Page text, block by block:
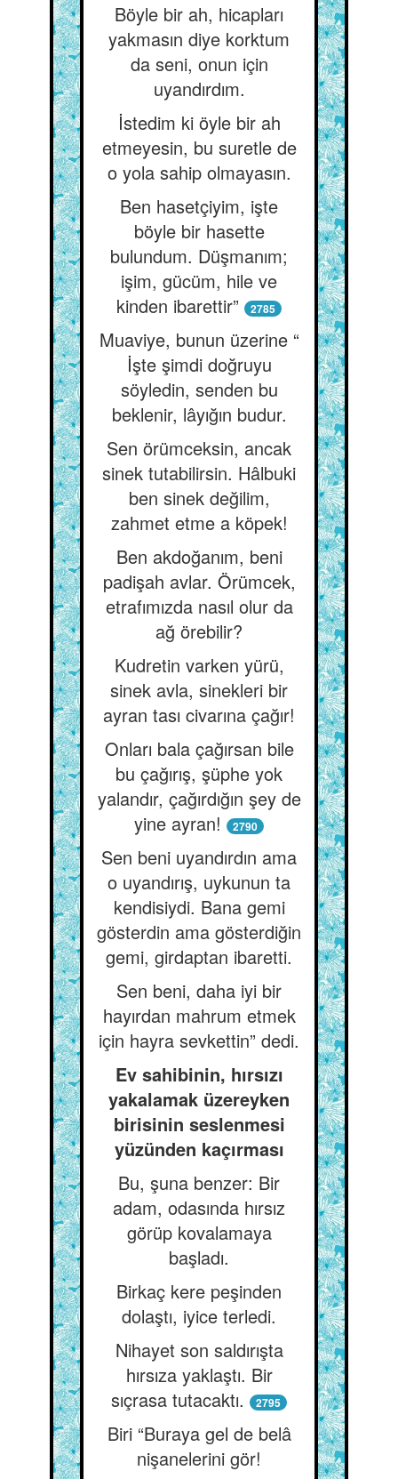
Böyle bir ah, hicapları
yakmasın diye korktum
da seni, onun için
uyandırdım.
İstedim ki öyle bir ah
etmeyesin, bu suretle de
o yola sahip olmayasın.
Ben hasetçiyim, işte
böyle bir hasette
bulundum. Düşmanım;
işim, gücüm, hile ve
kinden ibarettir”
2785
Muaviye, bunun üzerine “
İşte şimdi doğruyu
söyledin, senden bu
beklenir, lâyığın budur.
Sen örümceksin, ancak
sinek tutabilirsin. Hâlbuki
ben sinek değilim,
zahmet etme a köpek!
Ben akdoğanım, beni
padişah avlar. Örümcek,
etrafımızda nasıl olur da
ağ örebilir?
Kudretin varken yürü,
sinek avla, sinekleri bir
ayran tası civarına çağır!
Onları bala çağırsan bile
bu çağırış, şüphe yok
yalandır, çağırdığın şey de
yine ayran!
2790
Sen beni uyandırdın ama
o uyandırış, uykunun ta
kendisiydi. Bana gemi
gösterdin ama gösterdiğin
gemi, girdaptan ibaretti.
Sen beni, daha iyi bir
hayırdan mahrum etmek
için hayra sevkettin” dedi.
Ev sahibinin, hırsızı
yakalamak üzereyken
birisinin seslenmesi
yüzünden kaçırması
Bu, şuna benzer: Bir
adam, odasında hırsız
görüp kovalamaya
başladı.
Birkaç kere peşinden
dolaştı, iyice terledi.
Nihayet son saldırışta
hırsıza yaklaştı. Bir
sıçrasa tutacaktı.
2795
Biri “Buraya gel de belâ
nişanelerini gör!